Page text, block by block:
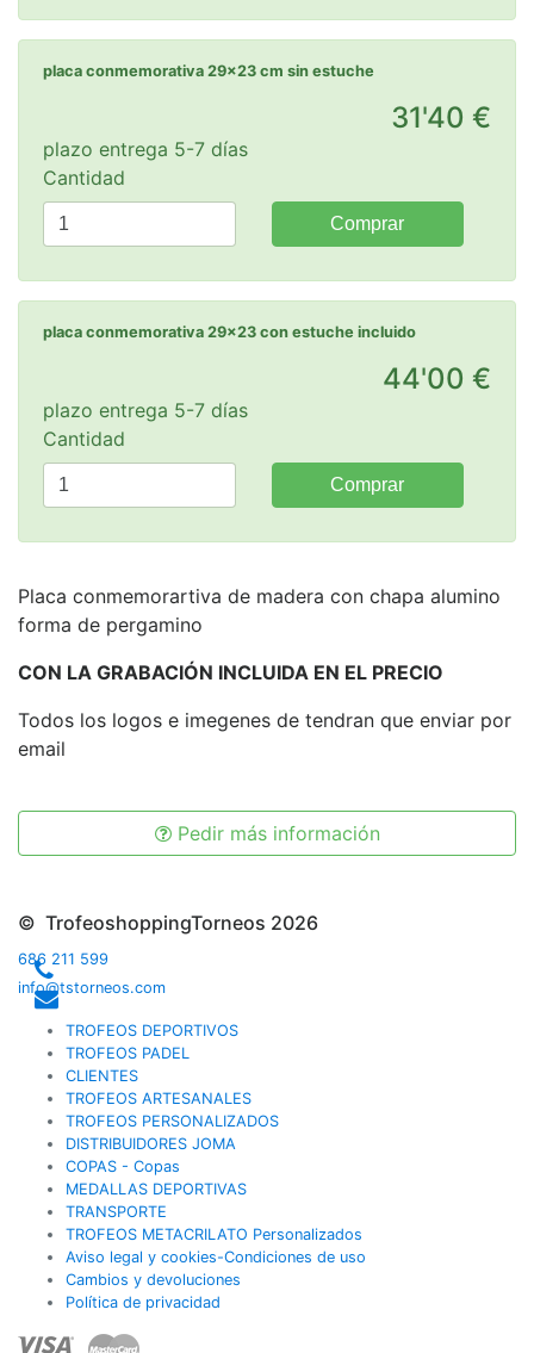
placa conmemorativa 29x23 cm sin estuche
31'40 €
plazo entrega 5-7 días
Cantidad
Comprar
placa conmemorativa 29x23 con estuche incluido
44'00 €
plazo entrega 5-7 días
Cantidad
Comprar
Placa conmemorartiva de madera con chapa alumino
forma de pergamino
CON LA GRABACIÓN INCLUIDA EN EL PRECIO
Todos los logos e imegenes de tendran que enviar por
email
Pedir más información
© TrofeoshoppingTorneos 2026
686 211 599
info@tstorneos.com
TROFEOS DEPORTIVOS
TROFEOS PADEL
CLIENTES
TROFEOS ARTESANALES
TROFEOS PERSONALIZADOS
DISTRIBUIDORES JOMA
COPAS - Copas
MEDALLAS DEPORTIVAS
TRANSPORTE
TROFEOS METACRILATO Personalizados
Aviso legal y cookies-Condiciones de uso
Cambios y devoluciones
Política de privacidad